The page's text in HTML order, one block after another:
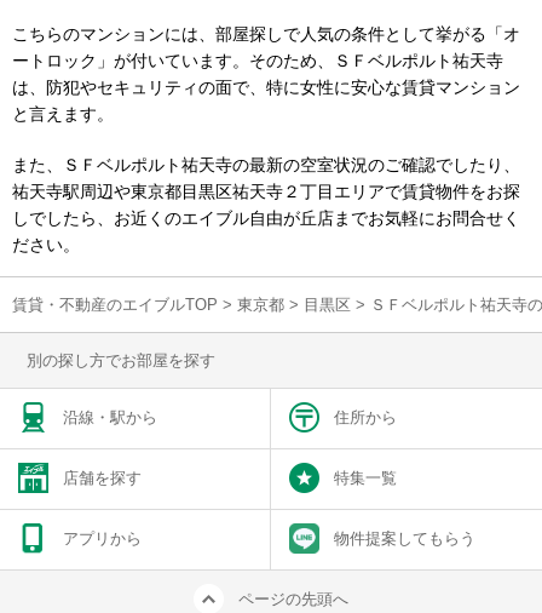
こちらのマンションには、部屋探しで人気の条件として挙がる「オ
ートロック」が付いています。そのため、ＳＦベルポルト祐天寺
は、防犯やセキュリティの面で、特に女性に安心な賃貸マンション
と言えます。
また、ＳＦベルポルト祐天寺の最新の空室状況のご確認でしたり、
祐天寺駅周辺や東京都目黒区祐天寺２丁目エリアで賃貸物件をお探
しでしたら、お近くのエイブル自由が丘店までお気軽にお問合せく
ださい。
賃貸・不動産のエイブルTOP > 東京都 > 目黒区 > ＳＦベルポルト祐天寺
別の探し方でお部屋を探す
沿線・駅から 住所から
店舗を探す 特集一覧
アプリから 物件提案してもらう
ページの先頭へ